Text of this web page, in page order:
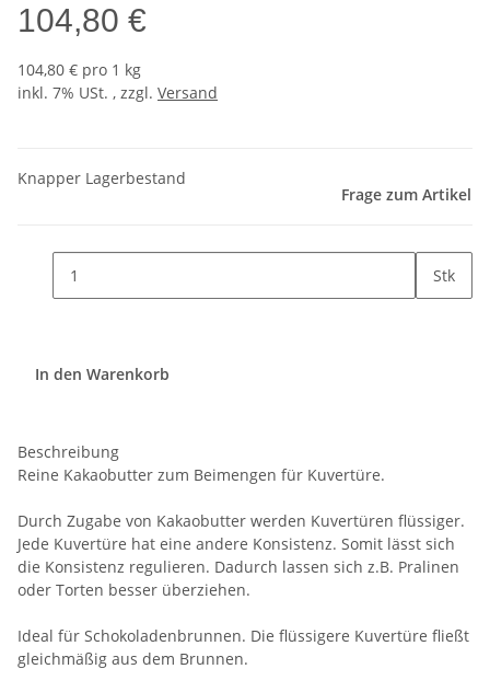
104,80 €
104,80 € pro 1 kg
inkl. 7% USt. , zzgl. Versand
Knapper Lagerbestand
Frage zum Artikel
Stk
In den Warenkorb
Beschreibung
Reine Kakaobutter zum Beimengen für Kuvertüre.
Durch Zugabe von Kakaobutter werden Kuvertüren flüssiger.
Jede Kuvertüre hat eine andere Konsistenz. Somit lässt sich
die Konsistenz regulieren. Dadurch lassen sich z.B. Pralinen
oder Torten besser überziehen.
Ideal für Schokoladenbrunnen. Die flüssigere Kuvertüre fließt
gleichmäßig aus dem Brunnen.